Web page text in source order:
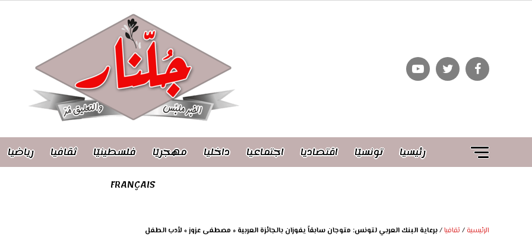
رئيسيا تونسيّا اقتصاديا اجتماعيا داخليا مهجريّا فلسطينيّا ثقافيا رياضيا
FRANÇAIS
الرئيسية /ثقافيا/برعاية البنك العربي لتونس: متوجان سابقاً يفوزان بالجائزة العربية « مصطفى عزوز » لأدب الطفل